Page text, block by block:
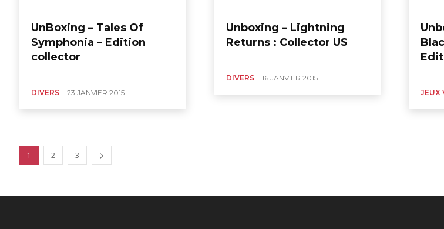
UnBoxing – Tales Of
Symphonia – Edition
collector
DIVERS 23 JANVIER 2015
Unboxing – Lightning
Returns : Collector US
DIVERS 16 JANVIER 2015
JEUX
1 2 3